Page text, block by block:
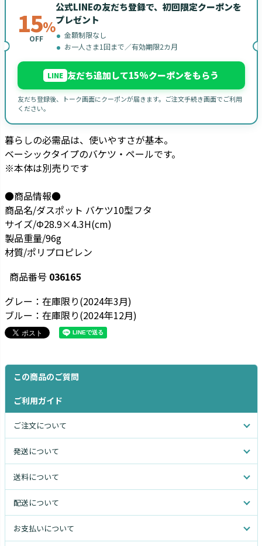
15%
OFF
公式LINEの友だち登録で、初回限定クーポンを
プレゼント
金額制限なし
お一人さま1回まで／有効期限2カ月
LINE 友だち追加して15%クーポンをもらう
友だち登録後、トーク画面にクーポンが届きます。ご注文手続き画面でご利用
ください。
暮らしの必需品は、使いやすさが基本。
ベーシックタイプのバケツ・ペールです。
※本体は別売りです
●商品情報●
商品名/ダスポット バケツ10型フタ
サイズ/Φ28.9×4.3H(cm)
製品重量/96g
材質/ポリプロピレン
商品番号 036165
グレー：在庫限り(2024年3月)
ブルー：在庫限り(2024年12月)
この商品のご質問
ご利用ガイド
ご注文について
発送について
送料について
配送について
お支払いについて